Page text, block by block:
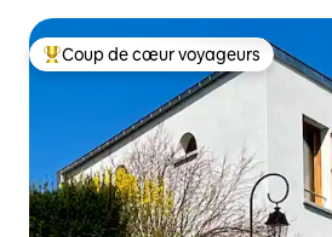
Coups de cœur voyageurs les plus
Coup de cœur voyageurs